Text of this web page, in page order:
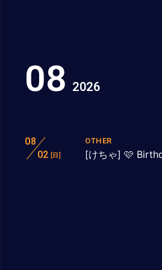
08 2026
08
02 [日]
OTHER
[けちゃ] 🩷